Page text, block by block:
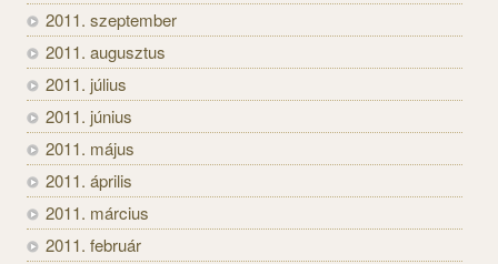
2011. szeptember
2011. augusztus
2011. július
2011. június
2011. május
2011. április
2011. március
2011. február